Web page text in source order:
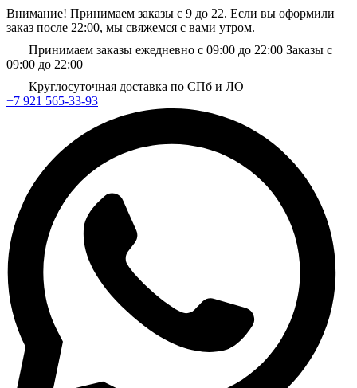
Внимание! Принимаем заказы с 9 до 22. Если вы оформили
заказ после 22:00, мы свяжемся с вами утром.
Принимаем заказы ежедневно с 09:00 до 22:00 Заказы с
09:00 до 22:00
Круглосуточная доставка по СПб и ЛО
+7 921 565-33-93